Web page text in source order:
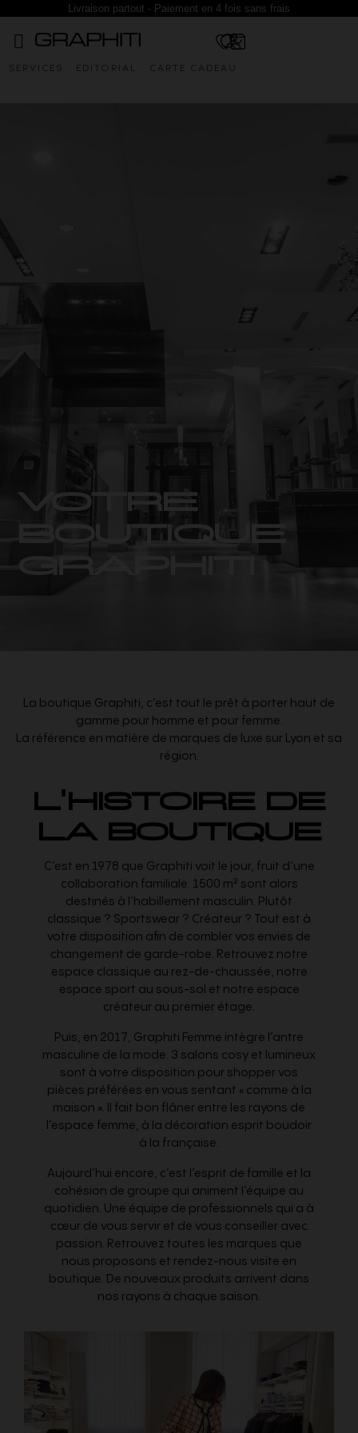
Livraison partout - Paiement en 4 fois sans frais
SERVICES EDITORIAL CARTE CADEAU
VOTRE
BOUTIQUE
GRAPHITI
La boutique Graphiti, c’est tout le prêt à porter haut de
gamme pour homme et pour femme.
La référence en matière de marques de luxe sur Lyon et sa
région.
L'HISTOIRE DE
LA BOUTIQUE
C’est en 1978 que Graphiti voit le jour, fruit d’une
collaboration familiale. 1500 m² sont alors
destinés à l’habillement masculin. Plutôt
classique ? Sportswear ? Créateur ? Tout est à
votre disposition afin de combler vos envies de
changement de garde-robe. Retrouvez notre
espace classique au rez-de-chaussée, notre
espace sport au sous-sol et notre espace
créateur au premier étage.
Puis, en 2017, Graphiti Femme intègre l’antre
masculine de la mode. 3 salons cosy et lumineux
sont à votre disposition pour shopper vos
pièces préférées en vous sentant « comme à la
maison ». Il fait bon flâner entre les rayons de
l’espace femme, à la décoration esprit boudoir
à la française.
Aujourd’hui encore, c’est l’esprit de famille et la
cohésion de groupe qui animent l’équipe au
quotidien. Une équipe de professionnels qui a à
cœur de vous servir et de vous conseiller avec
passion. Retrouvez toutes les marques que
nous proposons et rendez-nous visite en
boutique. De nouveaux produits arrivent dans
nos rayons à chaque saison.